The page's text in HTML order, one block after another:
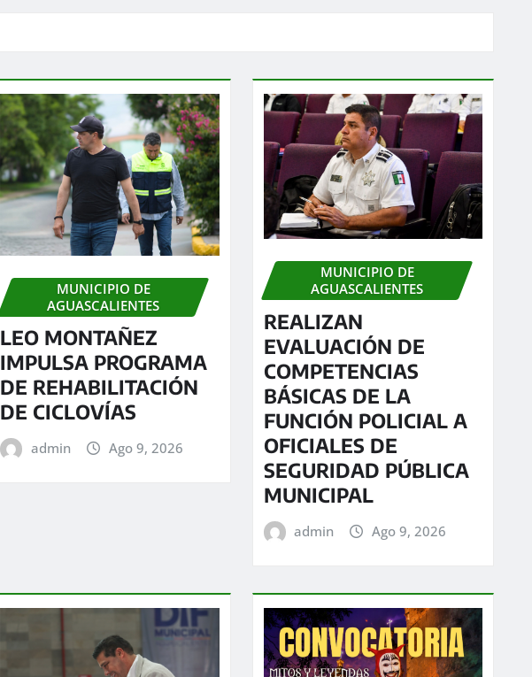
MUNICIPIO DE
AGUASCALIENTES
LEO MONTAÑEZ
IMPULSA PROGRAMA
DE REHABILITACIÓN
DE CICLOVÍAS
admin Ago 9, 2026
MUNICIPIO DE
AGUASCALIENTES
REALIZAN
EVALUACIÓN DE
COMPETENCIAS
BÁSICAS DE LA
FUNCIÓN POLICIAL A
OFICIALES DE
SEGURIDAD PÚBLICA
MUNICIPAL
admin Ago 9, 2026